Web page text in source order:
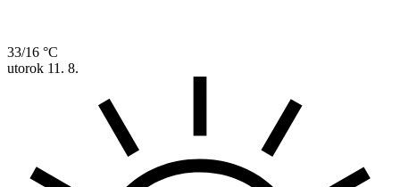
33/16 °C
utorok 11. 8.